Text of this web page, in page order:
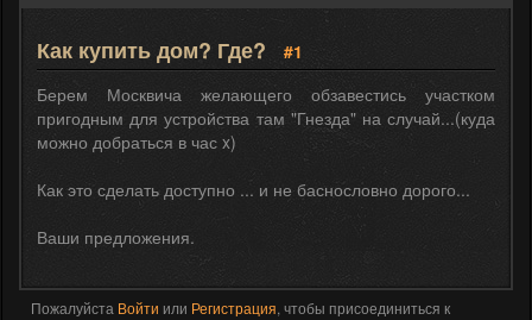
Как купить дом? Где?
#1
Берем Москвича желающего обзавестись участком
пригодным для устройства там "Гнезда" на случай...(куда
можно добраться в час x)
Как это сделать доступно ... и не баснословно дорого...
Ваши предложения.
Пожалуйста Войти или Регистрация, чтобы присоединиться к